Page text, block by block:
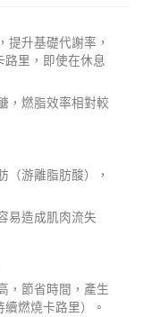
提升基礎代謝率，
里，即使在休息
，燃脂效率相對較
（游離脂肪酸），
易造成肌肉流失
，節省時間，產生
續燃燒卡路里）。